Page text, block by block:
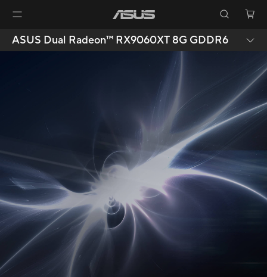
ASUS Dual Radeon™ RX9060XT 8G GDDR6